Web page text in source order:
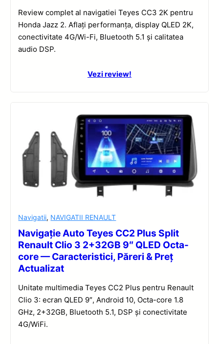
Review complet al navigatiei Teyes CC3 2K pentru
Honda Jazz 2. Aflați performanța, display QLED 2K,
conectivitate 4G/Wi-Fi, Bluetooth 5.1 și calitatea
audio DSP.
Vezi review!
Navigatii, NAVIGATII RENAULT
Navigație Auto Teyes CC2 Plus Split
Renault Clio 3 2+32GB 9″ QLED Octa-
core — Caracteristici, Păreri & Preț
Actualizat
Unitate multimedia Teyes CC2 Plus pentru Renault
Clio 3: ecran QLED 9″, Android 10, Octa-core 1.8
GHz, 2+32GB, Bluetooth 5.1, DSP și conectivitate
4G/WiFi.